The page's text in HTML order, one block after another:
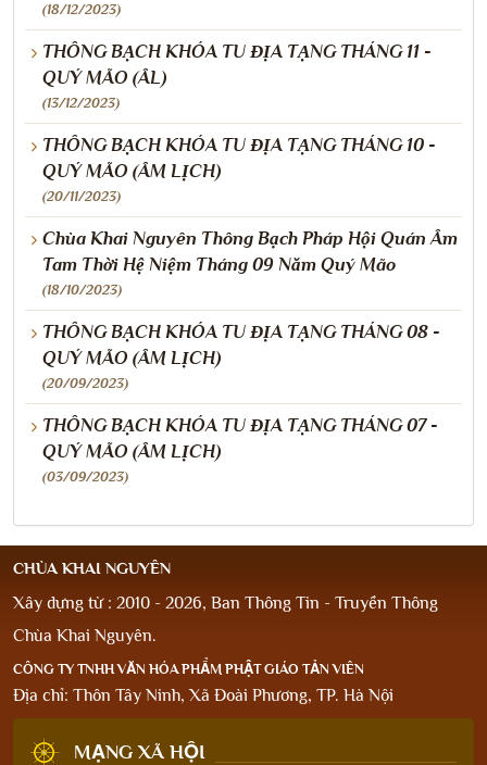
(18/12/2023)
THÔNG BẠCH KHÓA TU ĐỊA TẠNG THÁNG 11 -
QUÝ MÃO (ÂL)
(13/12/2023)
THÔNG BẠCH KHÓA TU ĐỊA TẠNG THÁNG 10 -
QUÝ MÃO (ÂM LỊCH)
(20/11/2023)
Chùa Khai Nguyên Thông Bạch Pháp Hội Quán Âm
Tam Thời Hệ Niệm Tháng 09 Năm Quý Mão
(18/10/2023)
THÔNG BẠCH KHÓA TU ĐỊA TẠNG THÁNG 08 -
QUÝ MÃO (ÂM LỊCH)
(20/09/2023)
THÔNG BẠCH KHÓA TU ĐỊA TẠNG THÁNG 07 -
QUÝ MÃO (ÂM LỊCH)
(03/09/2023)
CHÙA KHAI NGUYÊN
Xây dựng từ : 2010 - 2026, Ban Thông Tin - Truyền Thông
Chùa Khai Nguyên.
CÔNG TY TNHH VĂN HÓA PHẨM PHẬT GIÁO TẢN VIÊN
Địa chỉ: Thôn Tây Ninh, Xã Đoài Phương, TP. Hà Nội
MẠNG XÃ HỘI